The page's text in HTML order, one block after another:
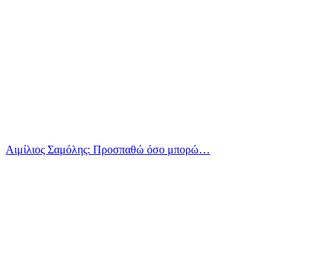
Αιμίλιος Σαμόλης: Προσπαθώ όσο μπορώ…